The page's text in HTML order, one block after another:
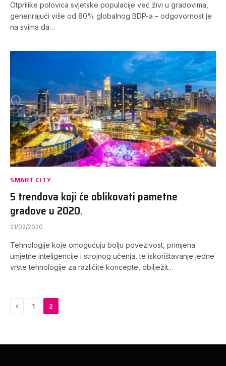
Otprilike polovica svjetske populacije već živi u gradovima,
generirajući više od 80% globalnog BDP-a – odgovornost je
na svima da…
SMART CITY
5 trendova koji će oblikovati pametne
gradove u 2020.
21/02/2020
Tehnologije koje omogućuju bolju povezivost, primjena
umjetne inteligencije i strojnog učenja, te iskorištavanje jedne
vrste tehnologije za različite koncepte, obilježit…
Previous
1 2